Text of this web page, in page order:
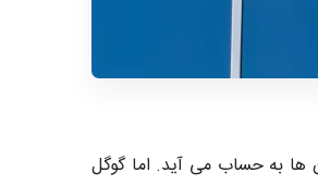
به حساب می آید. اما گوگل